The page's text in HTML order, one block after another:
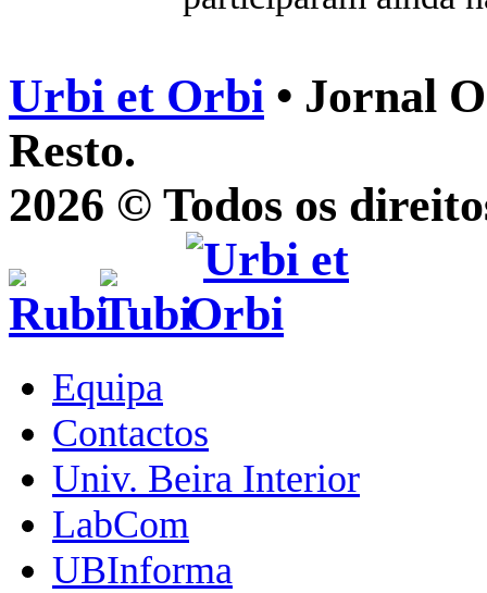
Urbi et Orbi • Jornal
Resto.
2026 © Todos os
Equipa
Contactos
Univ. Beira Interior
LabCom
UBInforma